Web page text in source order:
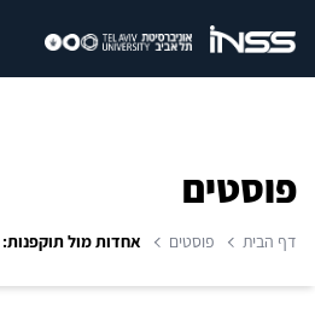
פוסטים
דף הבית פוסטים אחדות מול תוקפנות: